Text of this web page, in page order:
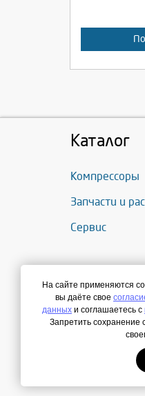
Каталог
Компрессоры
Запчасти и
Сервис
На сайте применяются
вы даёте свое
данных и соглашаетесь с
Запретить сохранение